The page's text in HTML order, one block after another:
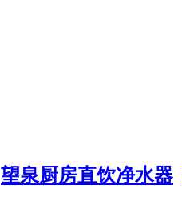
望泉厨房直饮净水器